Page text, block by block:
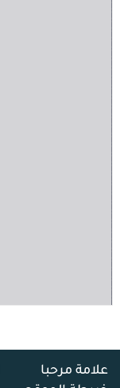
علامة مرحبا